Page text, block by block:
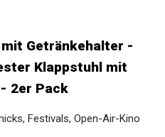
Getränkehalter -
Klappstuhl mit
2er Pack
Festivals, Open-Air-Kino